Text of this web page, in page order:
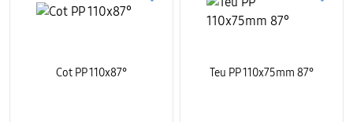
Cot PP 110x87° Teu PP 110x75mm 87°